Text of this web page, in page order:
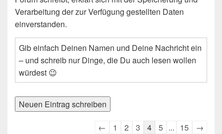
Verarbeitung der zur Verfügung gestellten Daten
einverstanden.
Gib einfach Deinen Namen und Deine Nachricht ein
– und schreib nur Dinge, die Du auch lesen wollen
würdest 😉
Navigation
← 1 2 3 4 5 ... 15
→